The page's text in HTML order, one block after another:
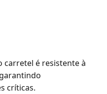
carretel é resistente à
críticas.